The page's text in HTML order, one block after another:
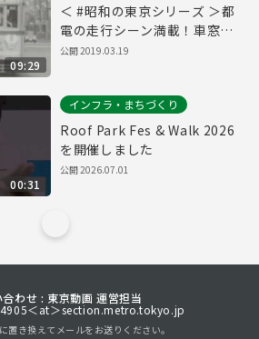
09:29
＜ #昭和の東京シリーズ ＞都
電の走行シーン満載！車窓に
広がる昭和の東京 都電（昭和
公開2019.03.19
00:31
インフラ・まちづくり
Roof Park Fes & Walk 2026
を開催しました
公開2026.07.01
合わせ : 東京動画 運営担当
＜at＞section.metro.tokyo.jp
き換えてメールをお送りください。